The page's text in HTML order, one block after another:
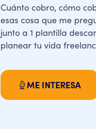
Cuánto cobro, cómo
esas cosa que me
junto a 1 plantilla
planear tu vida
ME INTERESA